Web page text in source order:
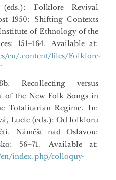
Folklore Revival
1950: Shifting Contexts
of Ethnology of the
151–164. Available at:
eu/.content/files/Folklore-
Recollecting versus
of the New Folk Songs in
Totalitarian Regime. In:
Lucie (eds.): Od folkloru
Náměšť nad Oslavou:
56–71. Available at:
index.php/colloquy-